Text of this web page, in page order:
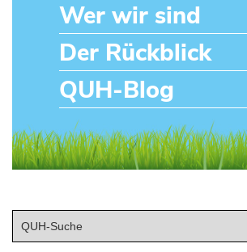
Wer wir sind
Der Rückblick
QUH-Blog